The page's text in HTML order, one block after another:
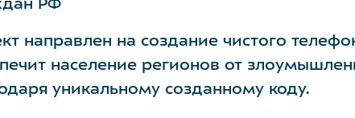
РФ
направлен на создание чистого
население регионов от
уникальному созданному коду.